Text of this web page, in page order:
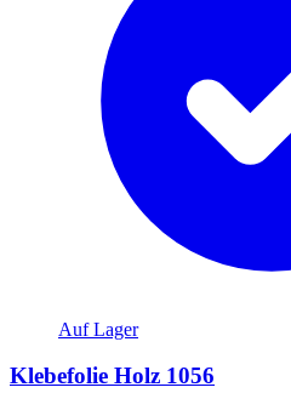
Auf Lager
Klebefolie Holz 1056